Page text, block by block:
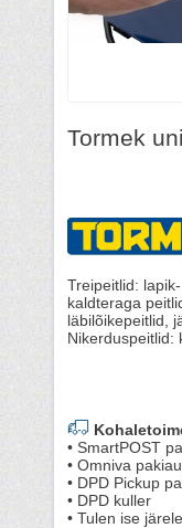
Tormek
Treipeitlid:
kaldteraga
läbilõikepeitlid,
Nikerduspeitlid:
• SmartPOST
• Omniva
• DPD Pickup
• DPD kuller
• Tulen ise järele